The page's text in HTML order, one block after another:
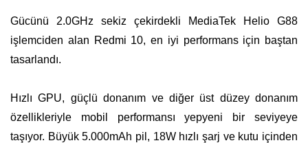
Gücünü 2.0GHz sekiz çekirdekli MediaTek Helio G88
işlemciden alan Redmi 10, en iyi performans için baştan
tasarlandı.
Hızlı GPU, güçlü donanım ve diğer üst düzey donanım
özellikleriyle mobil performansı yepyeni bir seviyeye
taşıyor. Büyük 5.000mAh pil, 18W hızlı şarj ve kutu içinden